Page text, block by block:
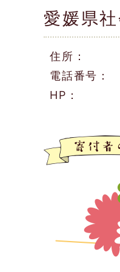
愛媛県
住所：
電話番号：
HP：